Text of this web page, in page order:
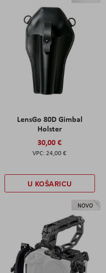
LensGo 80D Gimbal
Holster
30,00 €
24,00 €
U KOŠARICU
NOVO